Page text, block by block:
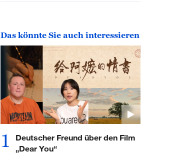
Das könnte Sie auch interessieren
1
Deutscher Freund über den Film
„Dear You“